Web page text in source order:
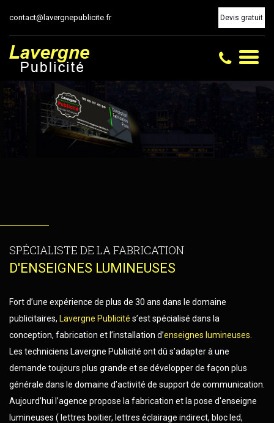
contact@lavergnepublicite.fr Devis gratuit
Toggle
SPÉCIALISTE DE LA FABRICATION
D'ENSEIGNES LUMINEUSES
Fort d’une expérience de plus de 30 ans dans le domaine
publicitaires, Lavergne Publicité s’est spécialisé dans la
conception, fabrication et l’installation d’enseignes lumineuses
Les techniciens Lavergne Publicité ont dû s’adapter à une
demande toujours plus grande et se développer de façon plus
générale dans le domaine d’activité de support de communication.
Aujourd’hui l’agence propose la fabrication et la pose d'enseigne
lumineuses ( lettres boitier, lettres éclairage indirect, bloc led,